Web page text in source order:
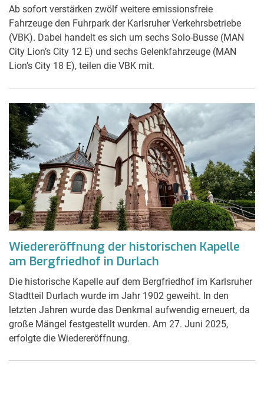
Ab sofort verstärken zwölf weitere emissionsfreie
Fahrzeuge den Fuhrpark der Karlsruher Verkehrsbetriebe
(VBK). Dabei handelt es sich um sechs Solo-Busse (MAN
City Lion’s City 12 E) und sechs Gelenkfahrzeuge (MAN
Lion’s City 18 E), teilen die VBK mit.
Wiedereröffnung der historischen Kapelle
am Bergfriedhof in Durlach
Die historische Kapelle auf dem Bergfriedhof im Karlsruher
Stadtteil Durlach wurde im Jahr 1902 geweiht. In den
letzten Jahren wurde das Denkmal aufwendig erneuert, da
große Mängel festgestellt wurden. Am 27. Juni 2025,
erfolgte die Wiedereröffnung.